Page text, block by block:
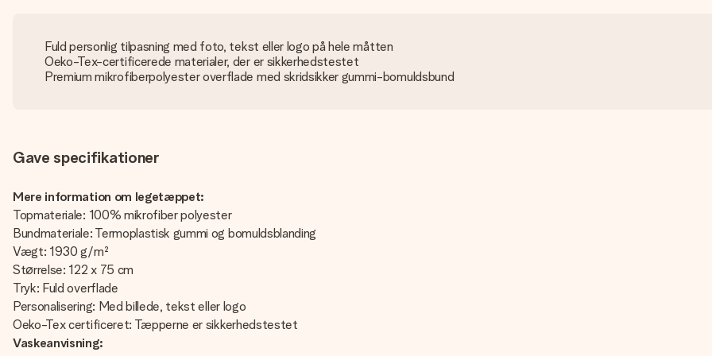
Fuld personlig tilpasning med foto, tekst eller logo på hele måtten
Oeko-Tex-certificerede materialer, der er sikkerhedstestet
Premium mikrofiberpolyester overflade med skridsikker gummi-bomuldsbund
Gave specifikationer
Mere information om legetæppet:
Topmateriale: 100% mikrofiber polyester
Bundmateriale: Termoplastisk gummi og bomuldsblanding
Vægt: 1930 g/m²
Størrelse: 122 x 75 cm
Tryk: Fuld overflade
Personalisering: Med billede, tekst eller logo
Oeko-Tex certificeret: Tæpperne er sikkerhedstestet
Vaskeanvisning: